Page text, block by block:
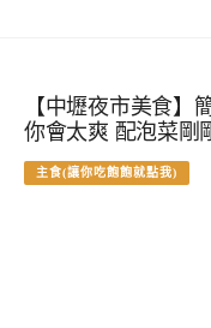
【中壢夜市美食】
你會太爽 配泡菜剛
主食(讓你吃飽飽就點我)